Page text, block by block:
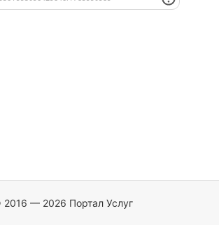
2016 — 2026 Портал Услуг